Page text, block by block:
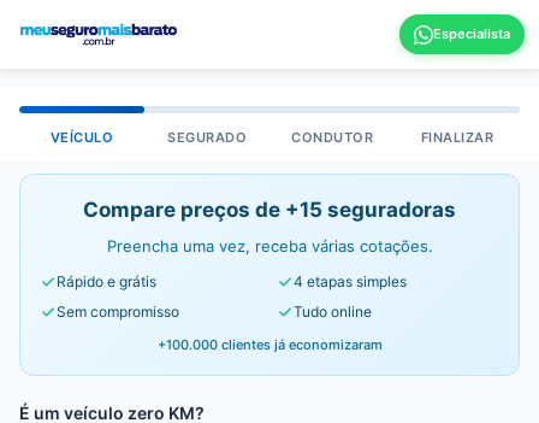
VEÍCULO SEGURADO CONDUTOR FINALIZAR
Compare preços de +15 seguradoras
Preencha uma vez, receba várias cotações.
Rápido e grátis
4 etapas simples
Sem compromisso
Tudo online
+100.000 clientes já economizaram
É um veículo zero KM?